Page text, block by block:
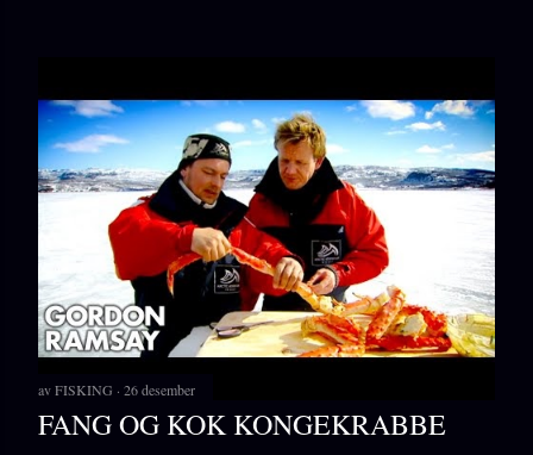
avFISKING 26 desember
FANG OG KOK KONGEKRABBE